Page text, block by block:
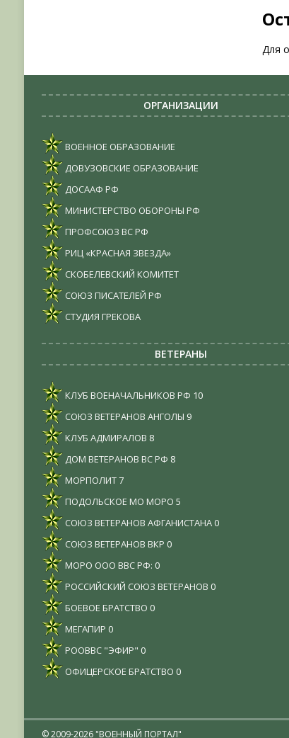
Для
ОРГАНИЗАЦИИ
ВОЕННОЕ ОБРАЗОВАНИЕ
ДОВУЗОВСКИЕ ОБРАЗОВАНИЕ
ДОСААФ РФ
МИНИСТЕРСТВО ОБОРОНЫ РФ
ПРОФСОЮЗ ВС РФ
РИЦ «КРАСНАЯ ЗВЕЗДА»
СКОБЕЛЕВСКИЙ КОМИТЕТ
СОЮЗ ПИСАТЕЛЕЙ РФ
СТУДИЯ ГРЕКОВА
ВЕТЕРАНЫ
КЛУБ ВОЕНАЧАЛЬНИКОВ РФ 10
СОЮЗ ВЕТЕРАНОВ АНГОЛЫ 9
КЛУБ АДМИРАЛОВ 8
ДОМ ВЕТЕРАНОВ ВС РФ 8
МОРПОЛИТ7
ПОДОЛЬСКОЕ МО МОРО 5
СОЮЗ ВЕТЕРАНОВ АФГАНИСТАНА0
СОЮЗ ВЕТЕРАНОВ ВКР 0
МОРО ООО ВВС РФ: 0
РОССИЙСКИЙ СОЮЗ ВЕТЕРАНОВ 0
БОЕВОЕ БРАТСТВО 0
МЕГАПИР 0
РООВВС "ЭФИР" 0
ОФИЦЕРСКОЕ БРАТСТВО 0
© 2009-2026 "ВОЕННЫЙ ПОРТАЛ"